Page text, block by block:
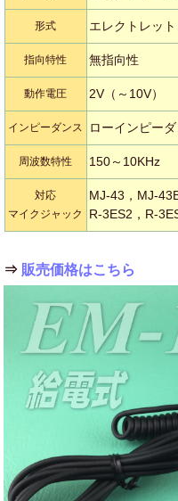
形式 エレクトレッ
指向特性 無指向性
動作電圧 2V（～10V）
インピーダンス ローインピー
周波数特性 150～10KHz
対応
マイクジャック
MJ-43，MJ-
R-3ES2，R-
⇒ 販売価格はこちら